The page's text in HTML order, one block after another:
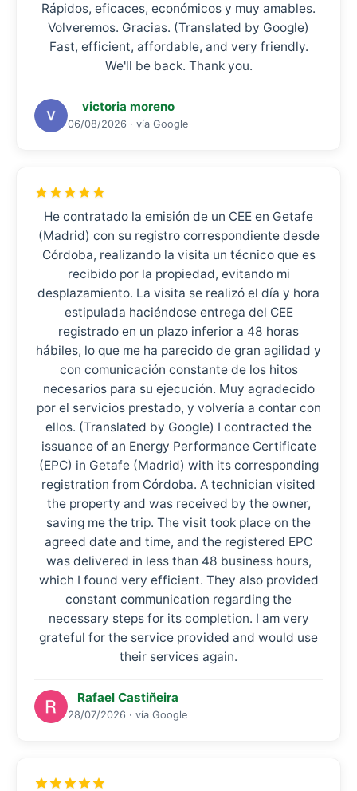
Rápidos, eficaces, económicos y muy amables.
Volveremos. Gracias. (Translated by Google)
Fast, efficient, affordable, and very friendly.
We'll be back. Thank you.
victoria moreno
06/08/2026 · vía Google
He contratado la emisión de un CEE en Getafe
(Madrid) con su registro correspondiente desde
Córdoba, realizando la visita un técnico que es
recibido por la propiedad, evitando mi
desplazamiento. La visita se realizó el día y hora
estipulada haciéndose entrega del CEE
registrado en un plazo inferior a 48 horas
hábiles, lo que me ha parecido de gran agilidad y
con comunicación constante de los hitos
necesarios para su ejecución. Muy agradecido
por el servicios prestado, y volvería a contar con
ellos. (Translated by Google) I contracted the
issuance of an Energy Performance Certificate
(EPC) in Getafe (Madrid) with its corresponding
registration from Córdoba. A technician visited
the property and was received by the owner,
saving me the trip. The visit took place on the
agreed date and time, and the registered EPC
was delivered in less than 48 business hours,
which I found very efficient. They also provided
constant communication regarding the
necessary steps for its completion. I am very
grateful for the service provided and would use
their services again.
Rafael Castiñeira
28/07/2026 · vía Google